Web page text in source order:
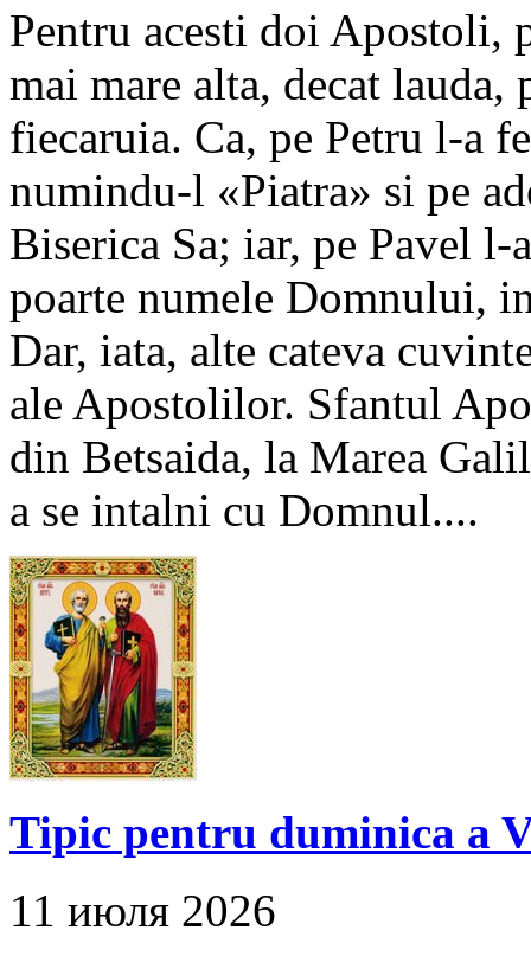
Pentru acesti doi Apostoli,
mai mare alta, decat
fiecaruia. Ca, pe Petru l-a
numindu-l «Piatra» si pe
Biserica Sa; iar, pe Pavel l-
poarte numele Domnului,
Dar, iata, alte cateva
ale Apostolilor. Sfantul
din Betsaida, la Marea
a se intalni cu Domnul....
Tipic pentru duminica a
11 июля 2026